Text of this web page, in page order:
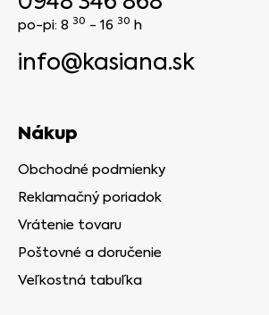
po-pi: 8 30 - 16 30 h
info@kasiana.sk
Nákup
Obchodné podmienky
Reklamačný poriadok
Vrátenie tovaru
Poštovné a doručenie
Veľkostná tabuľka